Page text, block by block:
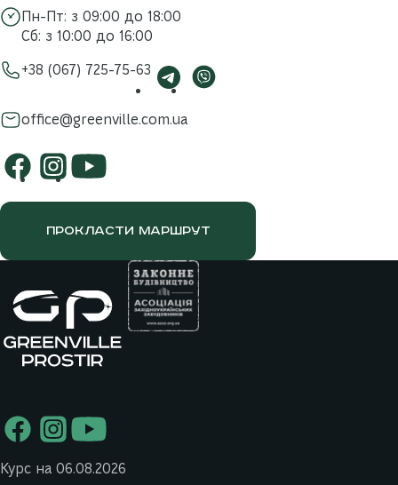
Пн-Пт: з 09:00 до 18:00
Сб: з 10:00 до 16:00
+38 (067) 725-75-63
office@greenville.com.ua
ПРОКЛАСТИ МАРШРУТ
Курс на 06.08.2026